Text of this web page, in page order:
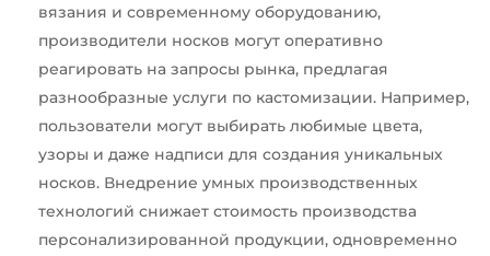
вязания и современному оборудованию,
производители носков могут оперативно
реагировать на запросы рынка, предлагая
разнообразные услуги по кастомизации. Например,
пользователи могут выбирать любимые цвета,
узоры и даже надписи для создания уникальных
носков. Внедрение умных производственных
технологий снижает стоимость производства
персонализированной продукции, одновременно